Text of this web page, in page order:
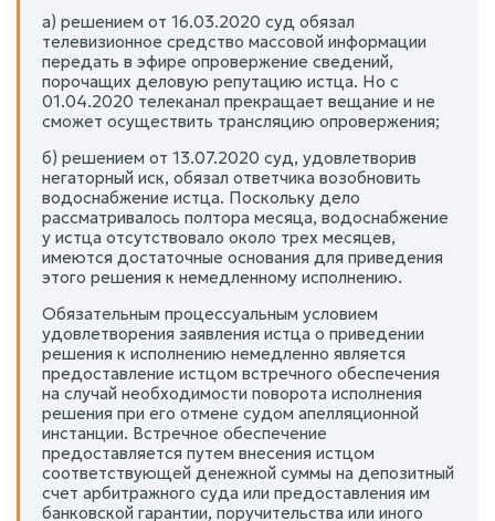
а) решением от 16.03.2020 суд обязал
телевизионное средство массовой информации
передать в эфире опровержение сведений,
порочащих деловую репутацию истца. Но с
01.04.2020 телеканал прекращает вещание и не
сможет осуществить трансляцию опровержения;
б) решением от 13.07.2020 суд, удовлетворив
негаторный иск, обязал ответчика возобновить
водоснабжение истца. Поскольку дело
рассматривалось полтора месяца, водоснабжение
у истца отсутствовало около трех месяцев,
имеются достаточные основания для приведения
этого решения к немедленному исполнению.
Обязательным процессуальным условием
удовлетворения заявления истца о приведении
решения к исполнению немедленно является
предоставление истцом встречного обеспечения
на случай необходимости поворота исполнения
решения при его отмене судом апелляционной
инстанции. Встречное обеспечение
предоставляется путем внесения истцом
соответствующей денежной суммы на депозитный
счет арбитражного суда или предоставления им
банковской гарантии, поручительства или иного